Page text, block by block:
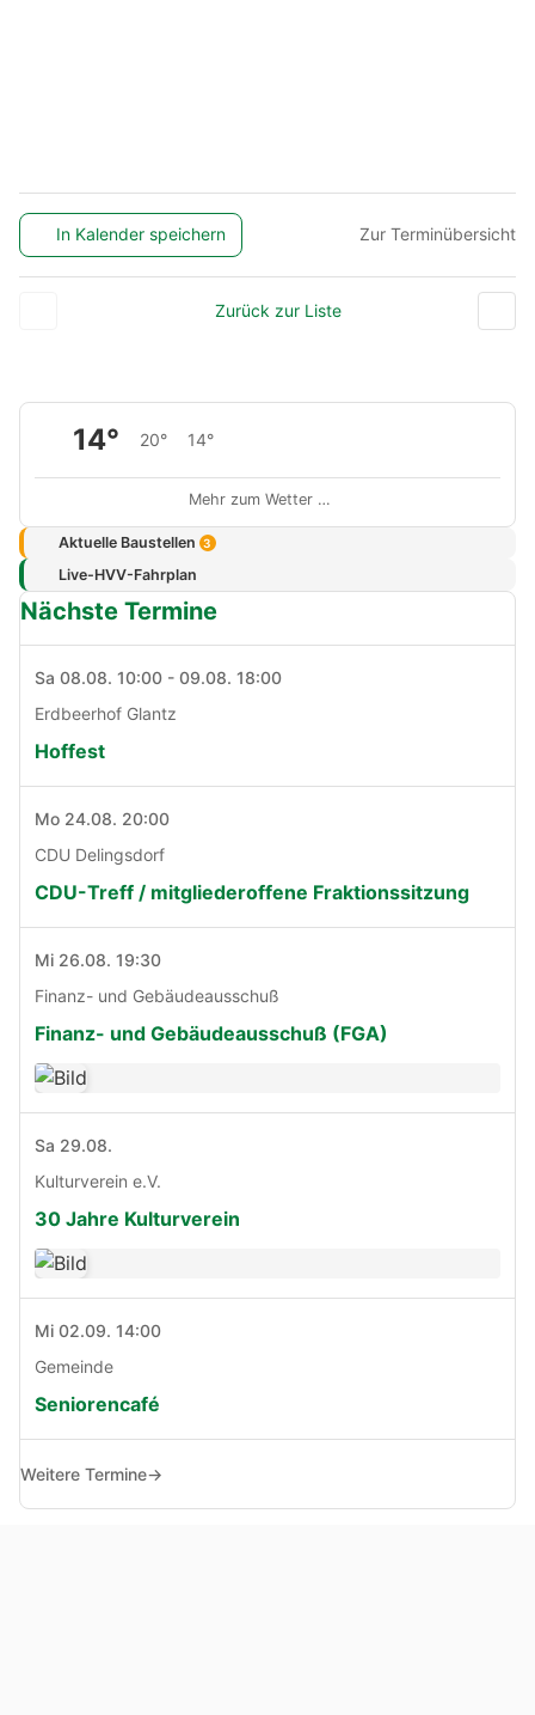
In Kalender speichern Zur Terminübersicht
Zurück zur Liste
14° 20° 14°
Mehr zum Wetter …
Aktuelle Baustellen 3
Live-HVV-Fahrplan
Nächste Termine
Sa 08.08. 10:00 - 09.08. 18:00
Erdbeerhof Glantz
Hoffest
Mo 24.08. 20:00
CDU Delingsdorf
CDU-Treff / mitgliederoffene Fraktionssitzung
Mi 26.08. 19:30
Finanz- und Gebäudeausschuß
Finanz- und Gebäudeausschuß (FGA)
Sa 29.08.
Kulturverein e.V.
30 Jahre Kulturverein
Mi 02.09. 14:00
Gemeinde
Seniorencafé
Weitere Termine→